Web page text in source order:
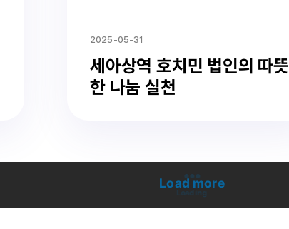
2025-05-31
세아상역 호치민 법인의 따뜻
한 나눔 실천
Load more